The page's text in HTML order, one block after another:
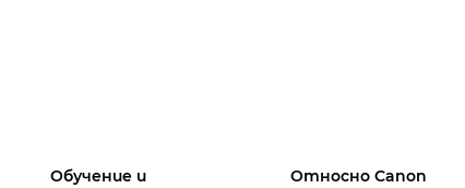
Обучение и
Относно Canon